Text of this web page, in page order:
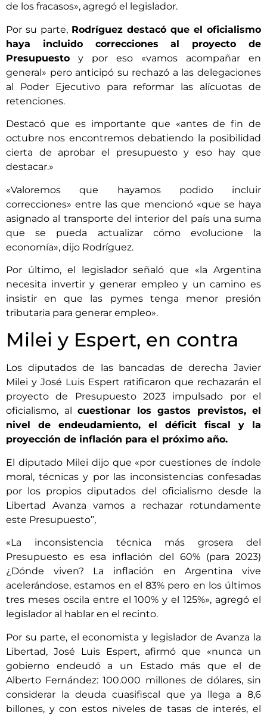
de los fracasos», agregó el legislador.
Por su parte, Rodríguez destacó que el oficialismo
haya incluido correcciones al proyecto de
Presupuesto y por eso «vamos acompañar en
general» pero anticipó su rechazó a las delegaciones
al Poder Ejecutivo para reformar las alícuotas de
retenciones.
Destacó que es importante que «antes de fin de
octubre nos encontremos debatiendo la posibilidad
cierta de aprobar el presupuesto y eso hay que
destacar.»
«Valoremos que hayamos podido incluir
correcciones» entre las que mencionó «que se haya
asignado al transporte del interior del país una suma
que se pueda actualizar cómo evolucione la
economía», dijo Rodríguez.
Por último, el legislador señaló que «la Argentina
necesita invertir y generar empleo y un camino es
insistir en que las pymes tenga menor presión
tributaria para generar empleo».
Milei y Espert, en contra
Los diputados de las bancadas de derecha Javier
Milei y José Luis Espert ratificaron que rechazarán el
proyecto de Presupuesto 2023 impulsado por el
oficialismo, al cuestionar los gastos previstos, el
nivel de endeudamiento, el déficit fiscal y la
proyección de inflación para el próximo año.
El diputado Milei dijo que «por cuestiones de índole
moral, técnicas y por las inconsistencias confesadas
por los propios diputados del oficialismo desde la
Libertad Avanza vamos a rechazar rotundamente
este Presupuesto”,
«La inconsistencia técnica más grosera del
Presupuesto es esa inflación del 60% (para 2023)
¿Dónde viven? La inflación en Argentina vive
acelerándose, estamos en el 83% pero en los últimos
tres meses oscila entre el 100% y el 125%», agregó el
legislador al hablar en el recinto.
Por su parte, el economista y legislador de Avanza la
Libertad, José Luis Espert, afirmó que «nunca un
gobierno endeudó a un Estado más que el de
Alberto Fernández: 100.000 millones de dólares, sin
considerar la deuda cuasifiscal que ya llega a 8,6
billones, y con estos niveles de tasas de interés, el